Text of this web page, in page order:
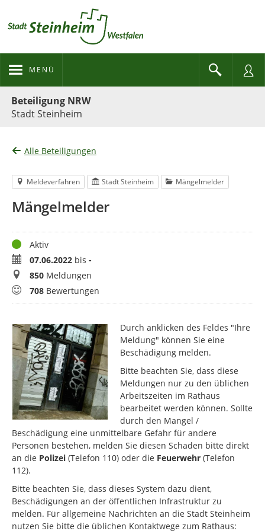
MENÜ
Beteiligung NRW
Stadt Steinheim
Alle Beteiligungen
Meldeverfahren Stadt Steinheim Mängelmelder
Mängelmelder
StatusAktiv
Zeitraum07.06.2022 bis -
Meldungen
850 Meldungen
Bewertungen
708 Bewertungen
Durch anklicken des Feldes "Ihre
Meldung" können Sie eine
Beschädigung melden.
Bitte beachten Sie, dass diese
Meldungen nur zu den üblichen
Arbeitszeiten im Rathaus
bearbeitet werden können. Sollte
durch den Mangel /
Beschädigung eine unmittelbare Gefahr für andere
Personen bestehen, melden Sie diesen Schaden bitte direkt
an die Polizei (Telefon 110) oder die Feuerwehr (Telefon
112).
Bitte beachten Sie, dass dieses System dazu dient,
Beschädigungen an der öffentlichen Infrastruktur zu
melden. Für allgemeine Nachrichten an die Stadt Steinheim
nutzen Sie bitte die üblichen Kontaktwege zum Rathaus: